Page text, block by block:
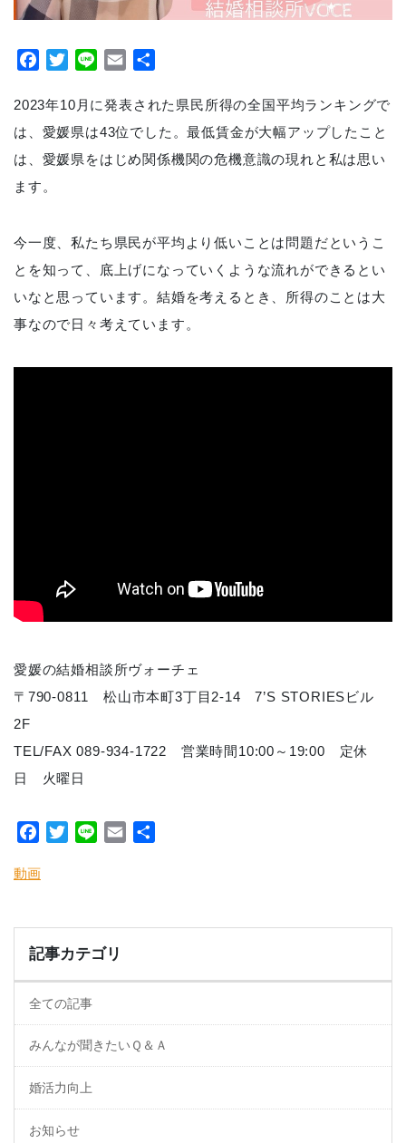
Facebook
TwitterLine Email
2023年10月に発表された県民所得の全国平均ランキングで
は、愛媛県は43位でした。最低賃金が大幅アップしたこと
は、愛媛県をはじめ関係機関の危機意識の現れと私は思い
ます。
今一度、私たち県民が平均より低いことは問題だというこ
とを知って、底上げになっていくような流れができるとい
いなと思っています。結婚を考えるとき、所得のことは大
事なので日々考えています。
愛媛の結婚相談所ヴォーチェ
〒790-0811 松山市本町3丁目2-14 7’S STORIESビル
2F
TEL/FAX 089-934-1722 営業時間10:00～19:00 定休
日 火曜日
Facebook
TwitterLine Email
動画
記事カテゴリ
全ての記事
みんなが聞きたいＱ＆Ａ
婚活力向上
お知らせ